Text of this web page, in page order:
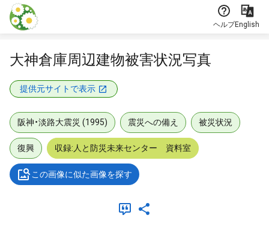
本文に飛ぶ
ヘルプEnglish
大神倉庫周辺建物被害状況写真
提供元サイトで表示
阪神・淡路大震災 (1995) 震災への備え 被災状況
復興 収録:人と防災未来センター 資料室
この画像に似た画像を探す